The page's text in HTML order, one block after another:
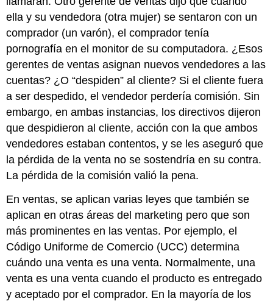
ella y su vendedora (otra mujer) se sentaron con un
comprador (un varón), el comprador tenía
pornografía en el monitor de su computadora. ¿Esos
gerentes de ventas asignan nuevos vendedores a las
cuentas? ¿O “despiden” al cliente? Si el cliente fuera
a ser despedido, el vendedor perdería comisión. Sin
embargo, en ambas instancias, los directivos dijeron
que despidieron al cliente, acción con la que ambos
vendedores estaban contentos, y se les aseguró que
la pérdida de la venta no se sostendría en su contra.
La pérdida de la comisión valió la pena.
En ventas, se aplican varias leyes que también se
aplican en otras áreas del marketing pero que son
más prominentes en las ventas. Por ejemplo, el
Código Uniforme de Comercio (UCC) determina
cuándo una venta es una venta. Normalmente, una
venta es una venta cuando el producto es entregado
y aceptado por el comprador. En la mayoría de los